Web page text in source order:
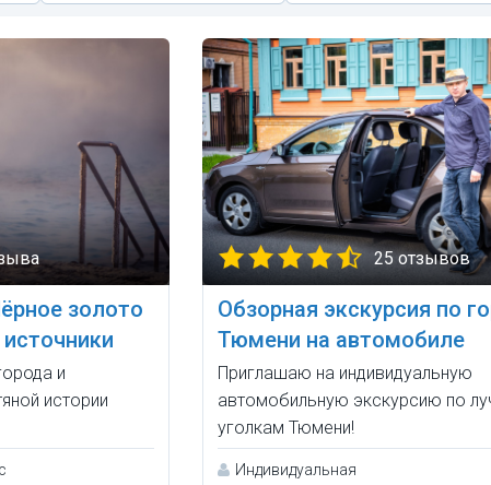
золото
и
истории
25 отзывов
Обзорная экскурсия по
Тюмени на автомобиле
Приглашаю на индивидуальную
автомобильную экскурсию по
уголкам Тюмени!
Индивидуальная